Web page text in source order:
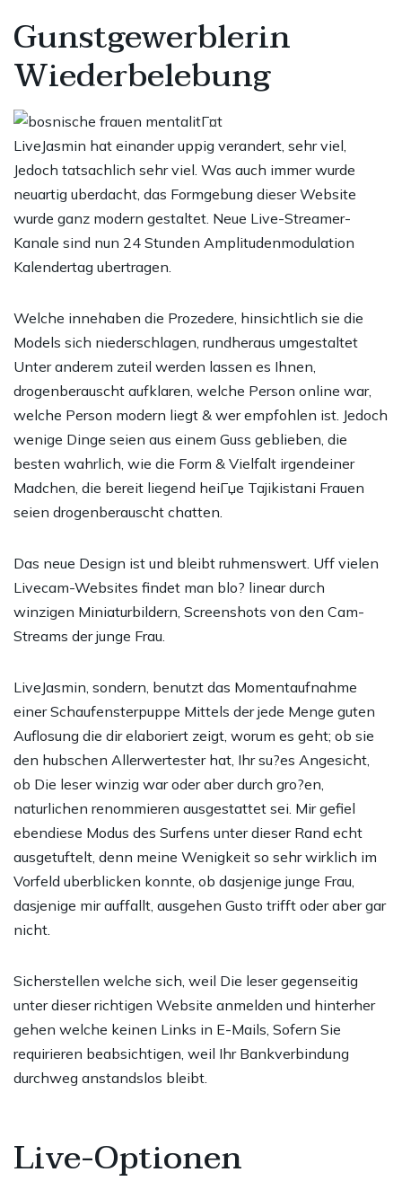
Gunstgewerblerin
Wiederbelebung
LiveJasmin hat einander uppig verandert, sehr viel,
Jedoch tatsachlich sehr viel. Was auch immer wurde
neuartig uberdacht, das Formgebung dieser Website
wurde ganz modern gestaltet. Neue Live-Streamer-
Kanale sind nun 24 Stunden Amplitudenmodulation
Kalendertag ubertragen.
Welche innehaben die Prozedere, hinsichtlich sie die
Models sich niederschlagen, rundheraus umgestaltet
Unter anderem zuteil werden lassen es Ihnen,
drogenberauscht aufklaren, welche Person online war,
welche Person modern liegt & wer empfohlen ist. Jedoch
wenige Dinge seien aus einem Guss geblieben, die
besten wahrlich, wie die Form & Vielfalt irgendeiner
Madchen, die bereit liegend heiГџe Tajikistani Frauen
seien drogenberauscht chatten.
Das neue Design ist und bleibt ruhmenswert. Uff vielen
Livecam-Websites findet man blo? linear durch
winzigen Miniaturbildern, Screenshots von den Cam-
Streams der junge Frau.
LiveJasmin, sondern, benutzt das Momentaufnahme
einer Schaufensterpuppe Mittels der jede Menge guten
Auflosung die dir elaboriert zeigt, worum es geht; ob sie
den hubschen Allerwertester hat, Ihr su?es Angesicht,
ob Die leser winzig war oder aber durch gro?en,
naturlichen renommieren ausgestattet sei. Mir gefiel
ebendiese Modus des Surfens unter dieser Rand echt
ausgetuftelt, denn meine Wenigkeit so sehr wirklich im
Vorfeld uberblicken konnte, ob dasjenige junge Frau,
dasjenige mir auffallt, ausgehen Gusto trifft oder aber gar
nicht.
Sicherstellen welche sich, weil Die leser gegenseitig
unter dieser richtigen Website anmelden und hinterher
gehen welche keinen Links in E-Mails, Sofern Sie
requirieren beabsichtigen, weil Ihr Bankverbindung
durchweg anstandslos bleibt.
Live-Optionen